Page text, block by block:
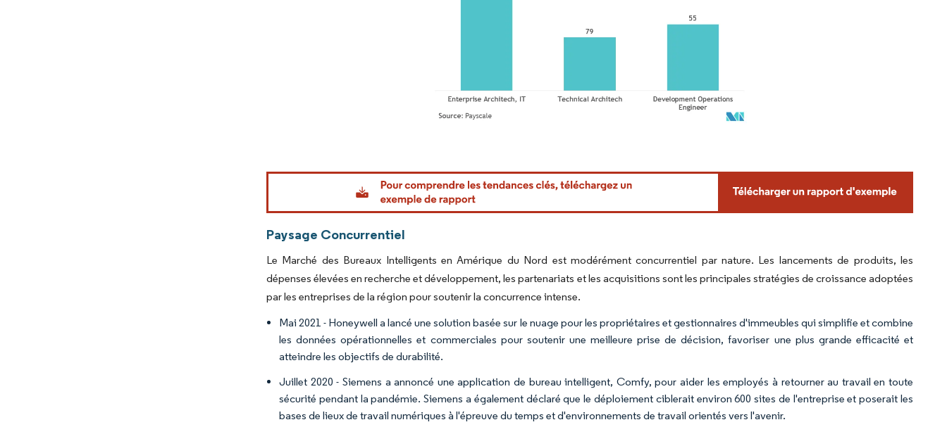
Image © Mordor Intelligence. La réutilisation nécessite une attribution sous CC BY 4.0.
Paysage Concurrentiel
Le Marché des Bureaux Intelligents en Amérique du Nord est modérément concurrentiel par nature. Les lancements de produits, les
dépenses élevées en recherche et développement, les partenariats et les acquisitions sont les principales stratégies de croissance adoptées
par les entreprises de la région pour soutenir la concurrence intense.
Mai 2021 - Honeywell a lancé une solution basée sur le nuage pour les propriétaires et gestionnaires d'immeubles qui simplifie et combine
les données opérationnelles et commerciales pour soutenir une meilleure prise de décision, favoriser une plus grande efficacité et
atteindre les objectifs de durabilité.
Juillet 2020 - Siemens a annoncé une application de bureau intelligent, Comfy, pour aider les employés à retourner au travail en toute
sécurité pendant la pandémie. Siemens a également déclaré que le déploiement ciblerait environ 600 sites de l'entreprise et poserait les
bases de lieux de travail numériques à l'épreuve du temps et d'environnements de travail orientés vers l'avenir.